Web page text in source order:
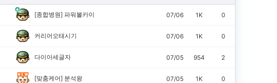
[종합병원] 파워볼카이 07/06 1K 0
커리어오태시기 07/06 1K 0
다이아세글자 07/05 954 2
[맞춤케어] 분석왕 07/05 1K 0